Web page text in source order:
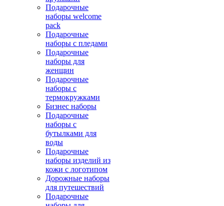
Подарочные
наборы welcome
pack
Подарочные
наборы с пледами
Подарочные
наборы для
женщин
Подарочные
наборы с
термокружками
Бизнес наборы
Подарочные
наборы с
бутылками для
воды
Подарочные
наборы изделий из
кожи с логотипом
Дорожные наборы
для путешествий
Подарочные